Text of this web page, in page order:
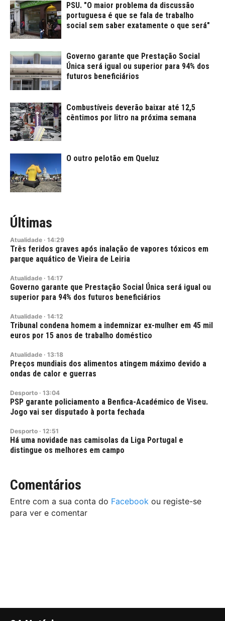
PSU. "O maior problema da discussão
portuguesa é que se fala de trabalho
social sem saber exatamente o que será"
Governo garante que Prestação Social
Única será igual ou superior para 94% dos
futuros beneficiários
Combustíveis deverão baixar até 12,5
cêntimos por litro na próxima semana
O outro pelotão em Queluz
Últimas
Atualidade · 14:29
Três feridos graves após inalação de vapores tóxicos em
parque aquático de Vieira de Leiria
Atualidade · 14:17
Governo garante que Prestação Social Única será igual ou
superior para 94% dos futuros beneficiários
Atualidade · 14:12
Tribunal condena homem a indemnizar ex-mulher em 45 mil
euros por 15 anos de trabalho doméstico
Atualidade · 13:18
Preços mundiais dos alimentos atingem máximo devido a
ondas de calor e guerras
Desporto · 13:04
PSP garante policiamento a Benfica-Académico de Viseu.
Jogo vai ser disputado à porta fechada
Desporto · 12:51
Há uma novidade nas camisolas da Liga Portugal e
distingue os melhores em campo
Comentários
Entre com a sua conta do Facebook ou registe-se
para ver e comentar